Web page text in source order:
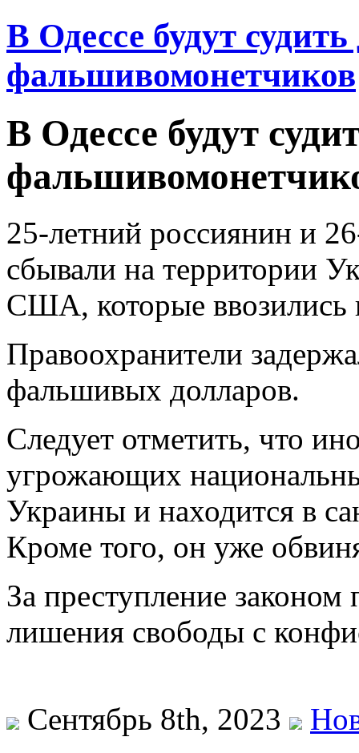
В Одессе будут судить
фальшивомонетчиков
В Одессе будут
25-летний россиянин и
сбывали на территории
США, которые ввозились
Правоохранители
фальшивых долларов.
Следует отметить, что
угрожающих
Украины и находится в
Кроме того, он уже
За преступление
лишения свободы с
Сентябрь 8th, 2023